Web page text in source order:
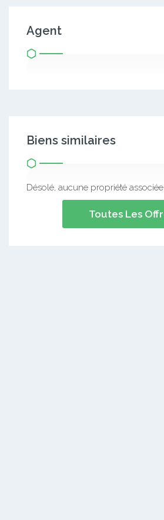
Agent
Biens similaires
Désolé, aucune propriété
Toutes Les